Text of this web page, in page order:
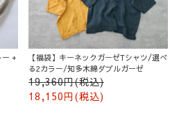
ー +
【福袋】キーネックガーゼTシャツ/選べ
る2カラー/知多木綿ダブルガーゼ
19,360円(税込)
18,150円(税込)